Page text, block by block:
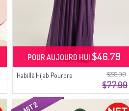
$232.00
$77.99
Habillé Hijab Pourpre
POUR AUJOURD HUI $46.79